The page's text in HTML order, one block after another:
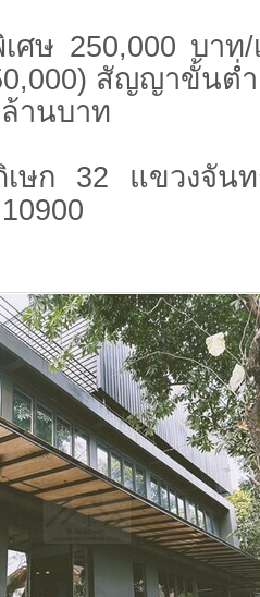
ศษ 250,000 บาท
สัญญาขั้นต่
านบาท
ษก 32 แขวงจันท